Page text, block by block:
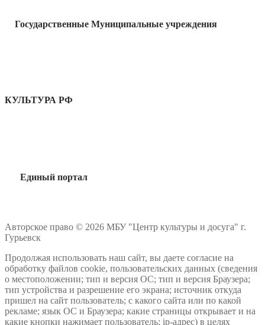
Государственные Муниципальные учреждения
КУЛЬТУРА РФ
Единый портал
Авторское право © 2026 МБУ "Центр культуры и досуга" г.
Гурьевск
Продолжая использовать наш сайт, вы даете согласие на
обработку файлов cookie, пользовательских данных (сведения
о местоположении; тип и версия ОС; тип и версия Браузера;
тип устройства и разрешение его экрана; источник откуда
пришел на сайт пользователь; с какого сайта или по какой
рекламе; язык ОС и Браузера; какие страницы открывает и на
какие кнопки нажимает пользователь; ip-адрес) в целях